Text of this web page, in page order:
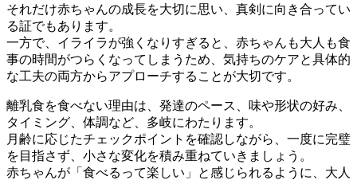
それだけ赤ちゃんの成長を大切に思い、真剣に向き合ってい
る証でもあります。
一方で、イライラが強くなりすぎると、赤ちゃんも大人も食
事の時間がつらくなってしまうため、気持ちのケアと具体的
な工夫の両方からアプローチすることが大切です。
離乳食を食べない理由は、発達のペース、味や形状の好み、
タイミング、体調など、多岐にわたります。
月齢に応じたチェックポイントを確認しながら、一度に完璧
を目指さず、小さな変化を積み重ねていきましょう。
赤ちゃんが「食べるって楽しい」と感じられるように、大人